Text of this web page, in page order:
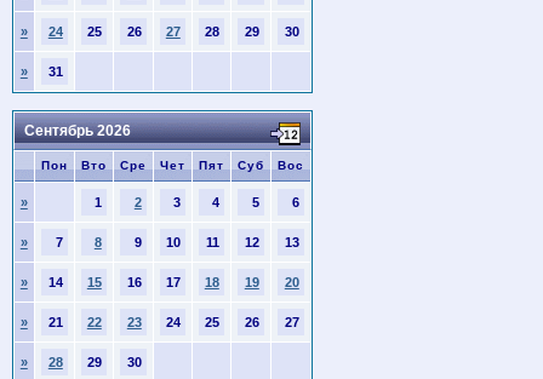
» 24 25 26 27 28 29 30
» 31
Сентябрь 2026
Пон Вто Сре Чет Пят Суб Вос
» 1 2 3 4 5 6
» 7 8 9 10 11 12 13
» 14 15 16 17 18 19 20
» 21 22 23 24 25 26 27
» 28 29 30